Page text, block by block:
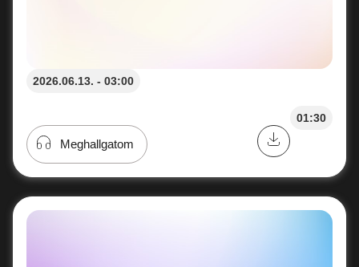
2026.06.13. - 03:00
01:30
Meghallgatom